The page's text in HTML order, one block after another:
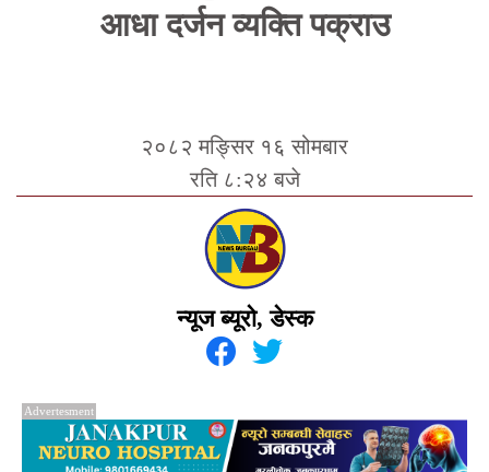
आधा दर्जन व्यक्ति पक्राउ
२०८२ मङ्सिर १६ सोमबार
रति ८:२४ बजे
न्यूज ब्यूरो, डेस्क
Advertesment